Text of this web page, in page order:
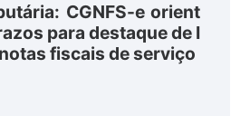
CGNFS-e orient
para destaque de I
fiscais de serviço